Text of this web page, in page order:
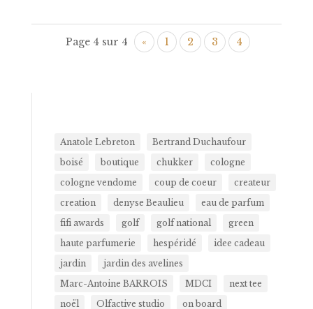
Page 4 sur 4 « 1 2 3 4
Anatole Lebreton
Bertrand Duchaufour
boisé
boutique chukker
cologne
cologne vendome
coup de coeur
createur
creation
denyse Beaulieu
eau de parfum
fifi awards
golf golf national
green
haute parfumerie
hespéridé
idee cadeau
jardin
jardin des avelines
Marc-Antoine BARROIS
MDCI
next tee
noël
Olfactive studio
on board